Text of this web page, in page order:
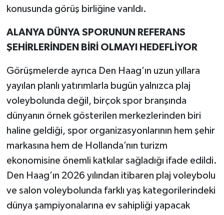
konusunda görüş birliğine varıldı.
ALANYA DÜNYA SPORUNUN REFERANS
ŞEHİRLERİNDEN BİRİ OLMAYI HEDEFLİYOR
Görüşmelerde ayrıca Den Haag’ın uzun yıllara
yayılan planlı yatırımlarla bugün yalnızca plaj
voleybolunda değil, birçok spor branşında
dünyanın örnek gösterilen merkezlerinden biri
haline geldiği, spor organizasyonlarının hem şehir
markasına hem de Hollanda’nın turizm
ekonomisine önemli katkılar sağladığı ifade edildi.
Den Haag’ın 2026 yılından itibaren plaj voleybolu
ve salon voleybolunda farklı yaş kategorilerindeki
dünya şampiyonalarına ev sahipliği yapacak